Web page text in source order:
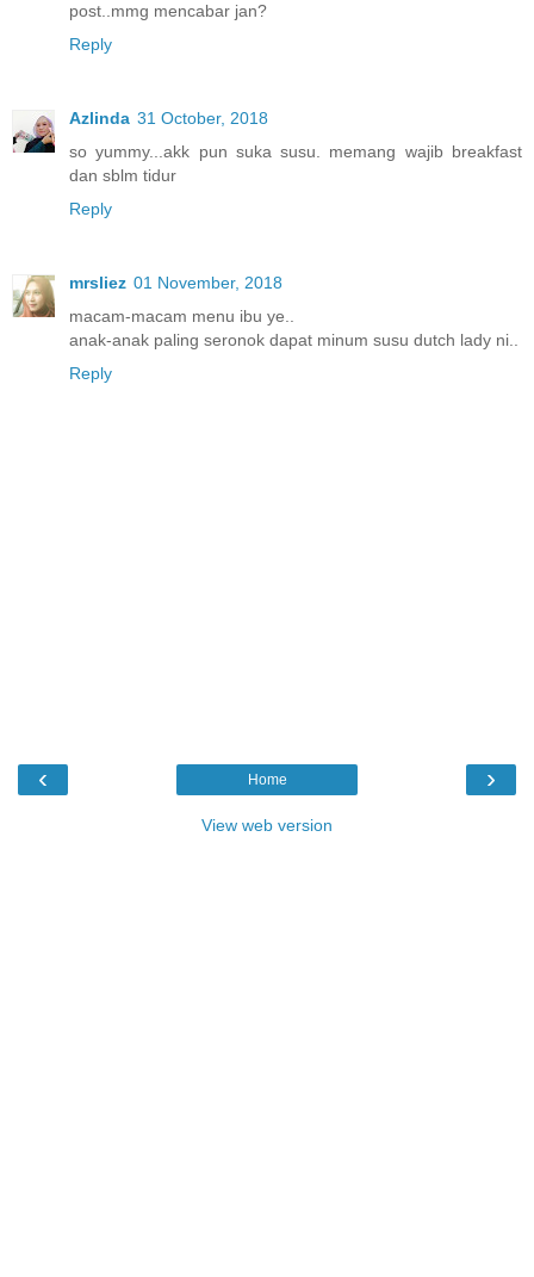
post..mmg mencabar jan?
Reply
Azlinda 31 October, 2018
so yummy...akk pun suka susu. memang wajib breakfast
dan sblm tidur
Reply
mrsliez 01 November, 2018
macam-macam menu ibu ye..
anak-anak paling seronok dapat minum susu dutch lady ni..
Reply
‹ ›
Home
View web version